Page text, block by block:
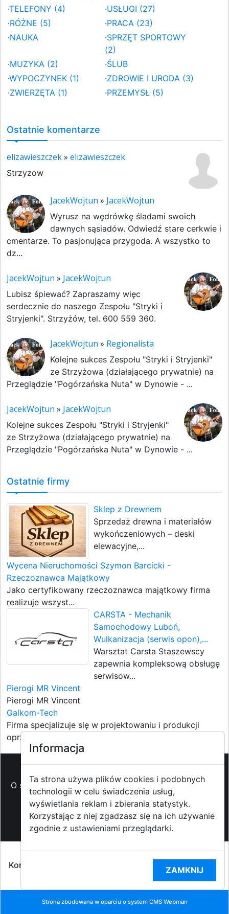
·TELEFONY (4) ·USŁUGI (27)
·RÓŻNE (5) ·PRACA (23)
·NAUKA ·SPRZĘT SPORTOWY
(2)
·MUZYKA (2) ·ŚLUB
·WYPOCZYNEK (1) ·ZDROWIE I URODA (3)
·ZWIERZĘTA (1) ·PRZEMYSŁ (5)
Ostatnie komentarze
elizawieszczek» elizawieszczek
Strzyzow
JacekWojtun » JacekWojtun
Wyrusz na wędrówkę śladami swoich
dawnych sąsiadów. Odwiedź stare cerkwie i
cmentarze. To pasjonująca przygoda. A wszystko to
dz...
JacekWojtun » JacekWojtun
Lubisz śpiewać? Zapraszamy więc
serdecznie do naszego Zespołu "Stryki i
Stryjenki". Strzyżów, tel. 600 559 360.
JacekWojtun » Regionalista
Kolejne sukces Zespołu "Stryki i Stryjenki"
ze Strzyżowa (działającego prywatnie) na
Przeglądzie "Pogórzańska Nuta" w Dynowie - ...
JacekWojtun » JacekWojtun
Kolejne sukces Zespołu "Stryki i Stryjenki"
ze Strzyżowa (działającego prywatnie) na
Przeglądzie "Pogórzańska Nuta" w Dynowie - ...
Ostatnie firmy
Sklep z Drewnem
Sprzedaż drewna i materiałów
wykończeniowych – deski
elewacyjne,...
Wycena Nieruchomości Szymon Barcicki -
Rzeczoznawca Majątkowy
Jako certyfikowany rzeczoznawca majątkowy firma
realizuje wszyst...
CARSTA - Mechanik
Samochodowy Luboń,
Wulkanizacja (serwis opon),...
Warsztat Carsta Staszewscy
zapewnia kompleksową obsługę
serwisow...
Pierogi MR Vincent
Pierogi MR Vincent
Galkom-Tech
Firma specjalizuje się w projektowaniu i produkcji
oprzyrządowan...
O strzyzowiak.pl-Reklama-Pomoc (FAQ)-Patronat
medialny - Prawa autorskie- Redakcja i
kontakt -Współpraca z mediami
Copyright ©2009-2014 strzyzowiak.pl,
Korzystanie z Portalu oznacza akceptacjąRegulaminu
Polityką prywatności RODO
Strona zbudowana w oparciu o system CMS Webman
Informacja
Ta strona używa plików cookies i podobnych
technologii w celu świadczenia usług,
wyświetlania reklam i zbierania statystyk.
Korzystając z niej zgadzasz się na ich używanie
zgodnie z ustawieniami przeglądarki.
ZAMKNIJ